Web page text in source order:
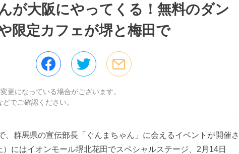
が大阪にやってくる！無料のダン
限定カフェが堺と梅田で
更になっている場合がございます。
でご確認ください。
、群馬県の宣伝部長「ぐんまちゃん」に会えるイベントが開催さ
にはイオンモール堺北花田でスペシャルステージ、2月14日